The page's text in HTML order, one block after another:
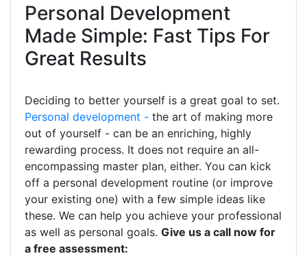
Personal Development
Made Simple: Fast Tips For
Great Results
Deciding to better yourself is a great goal to set.
Personal development - the art of making more
out of yourself - can be an enriching, highly
rewarding process. It does not require an all-
encompassing master plan, either. You can kick
off a personal development routine (or improve
your existing one) with a few simple ideas like
these. We can help you achieve your professional
as well as personal goals. Give us a call now for
a free assessment: